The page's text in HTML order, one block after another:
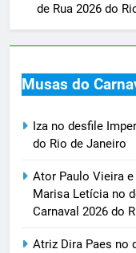
de Rua 2026 do
Musas do
Iza no desfile
do Rio de Janeiro
Ator Paulo Vieira
Marisa Letícia no
Carnaval 2026 do
Atriz Dira Paes no